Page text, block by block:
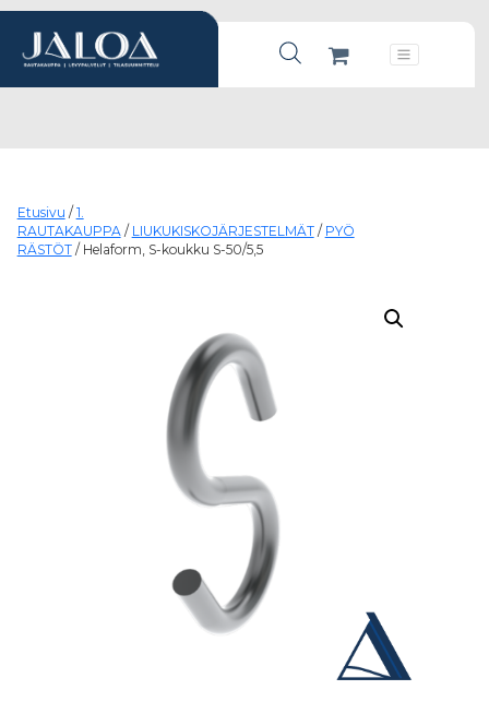
Products search
Päävalikko
Etusivu / 1.
RAUTAKAUPPA/ LIUKUKISKOJÄRJESTELMÄT/ PYÖ
RÄSTÖT/ Helaform, S-koukku S-50/5,5